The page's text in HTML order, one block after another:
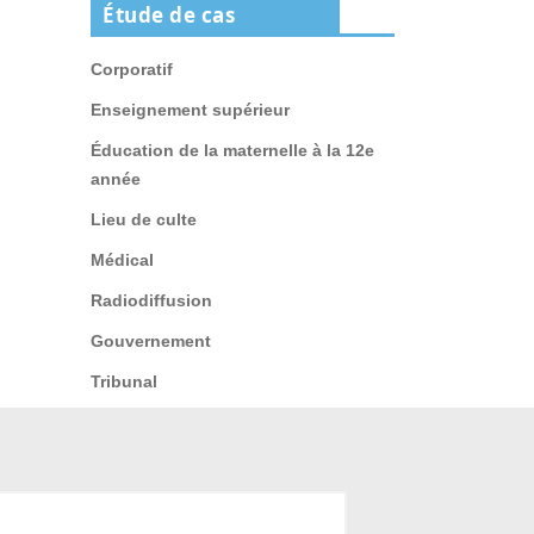
Étude de cas
Corporatif
Enseignement supérieur
Éducation de la maternelle à la 12e
année
Lieu de culte
Médical
Radiodiffusion
Gouvernement
Tribunal